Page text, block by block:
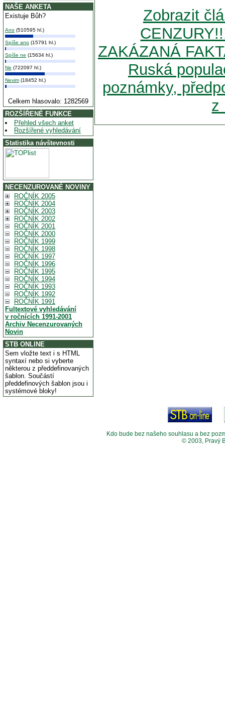
NAŠE ANKETA
Existuje Bůh?
Ano (510595 hl.)
Spíše ano (15791 hl.)
Spíše ne (15634 hl.)
Ne (722097 hl.)
Nevim (18452 hl.)
Celkem hlasovalo: 1282569
ROZŠÍŘENÉ FUNKCE
Přehled všech anket
Rozšířené vyhledávání
Statistika návštevnosti
NECENZUROVANÉ NOVINY
ROČNÍK 2005
ROČNÍK 2004
ROČNÍK 2003
ROČNÍK 2002
ROČNÍK 2001
ROČNÍK 2000
ROČNÍK 1999
ROČNÍK 1998
ROČNÍK 1997
ROČNÍK 1996
ROČNÍK 1995
ROČNÍK 1994
ROČNÍK 1993
ROČNÍK 1992
ROČNÍK 1991
Fultextové vyhledávání
v ročnících 1991-2001
Archiv Necenzurovaných
Novin
STB ONLINE
Sem vložte text i s HTML
syntaxí nebo si vyberte
některou z předdefinovaných
šablon. Součástí
předdefinových šablon jsou i
systémové bloky!
Zobrazit
ZAKÁZANÁ
Ruská
poznámky,
z
Kdo bude bez našeho souhlasu a bez
© 2003, Pravý